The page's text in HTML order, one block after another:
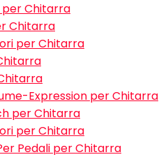
Chitarra
Chitarra
per Chitarra
Expression per Chitarra
per Chitarra
per Chitarra
Pedali per Chitarra